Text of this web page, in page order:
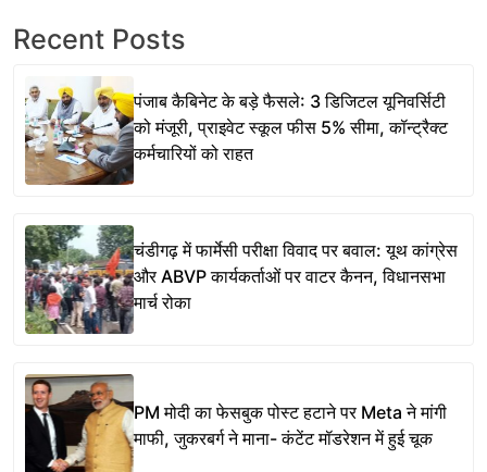
Recent Posts
पंजाब कैबिनेट के बड़े फैसले: 3 डिजिटल यूनिवर्सिटी
को मंजूरी, प्राइवेट स्कूल फीस 5% सीमा, कॉन्ट्रैक्ट
कर्मचारियों को राहत
चंडीगढ़ में फार्मेसी परीक्षा विवाद पर बवाल: यूथ कांग्रेस
और ABVP कार्यकर्ताओं पर वाटर कैनन, विधानसभा
मार्च रोका
PM मोदी का फेसबुक पोस्ट हटाने पर Meta ने मांगी
माफी, जुकरबर्ग ने माना- कंटेंट मॉडरेशन में हुई चूक